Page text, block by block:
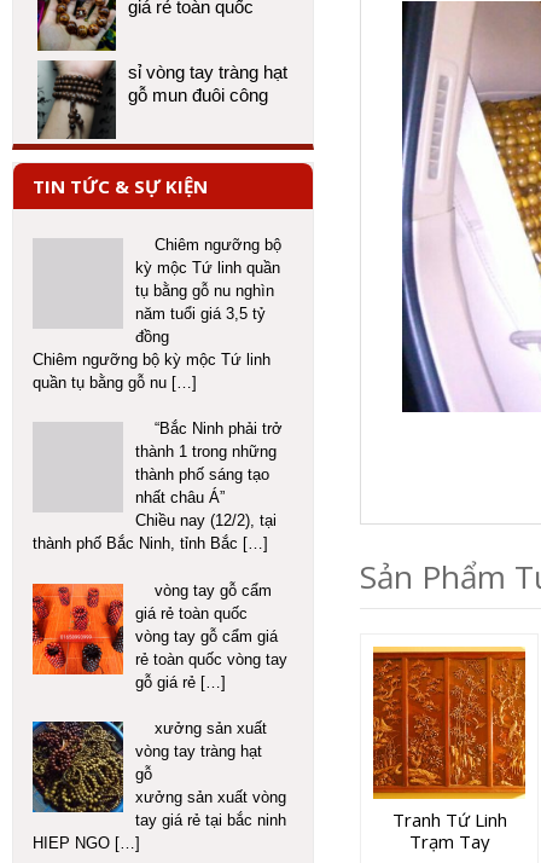
Sản Phẩm
Tranh Tứ Linh
Trạm Tay
giá rẻ toàn quốc
sỉ vòng tay tràng hạt
gỗ mun đuôi công
TIN TỨC & SỰ KIỆN
Chiêm ngưỡng bộ
kỳ mộc Tứ linh quần
tụ bằng gỗ nu nghìn
năm tuổi giá 3,5 tỷ
đồng
Chiêm ngưỡng bộ kỳ mộc Tứ linh
quần tụ bằng gỗ nu […]
“Bắc Ninh phải trở
thành 1 trong những
thành phố sáng tạo
nhất châu Á”
Chiều nay (12/2), tại
thành phố Bắc Ninh, tỉnh Bắc […]
vòng tay gỗ cẩm
giá rẻ toàn quốc
vòng tay gỗ cẩm giá
rẻ toàn quốc vòng tay
gỗ giá rẻ […]
xưởng sản xuất
vòng tay tràng hạt
gỗ
xưởng sản xuất vòng
tay giá rẻ tại bắc ninh
HIEP NGO […]